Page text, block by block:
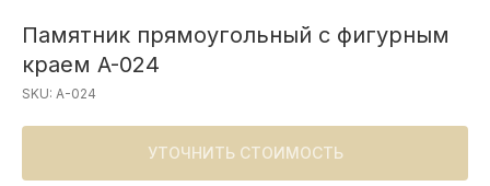
Памятник прямоугольный с фигурным
краем A-024
SKU: A-024
УТОЧНИТЬ СТОИМОСТЬ